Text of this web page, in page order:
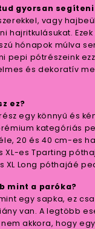
gyorsan
vagy
hajritkulásukat.
hónapok múlva
pepi pótrészeink
és dekoratív
ez?
egy könnyű és
kategóriás
20 és 40 cm-es
XL-es Tparting
XL Long póthajáé
mint a paróka?
egy sapka, ez
van. A legtöbb
akkora, hogy